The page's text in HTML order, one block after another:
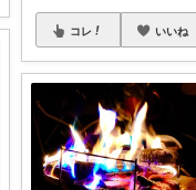
コレ いいね